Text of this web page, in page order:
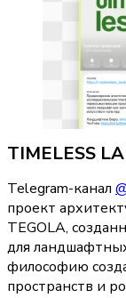
TIMELESS
Telegram-канал
проект
TEGOLA,
для
философию
пространств и